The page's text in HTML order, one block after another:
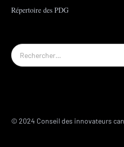
Répertoire des PDG
© 2024 Conseil des innovateurs